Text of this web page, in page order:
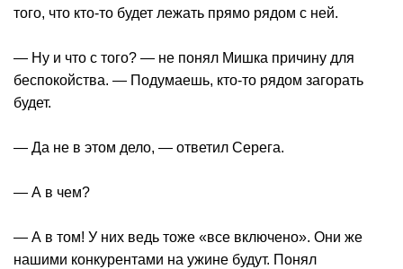
того, что кто-то будет лежать прямо рядом с ней.
— Ну и что с того? — не понял Мишка причину для
беспокойства. — Подумаешь, кто-то рядом загорать
будет.
— Да не в этом дело, — ответил Серега.
— А в чем?
— А в том! У них ведь тоже «все включено». Они же
нашими конкурентами на ужине будут. Понял